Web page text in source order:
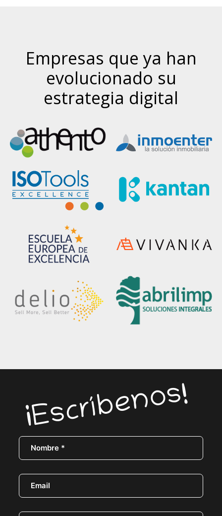
Empresas que ya han
evolucionado su
estrategia digital
¡Escríbenos!